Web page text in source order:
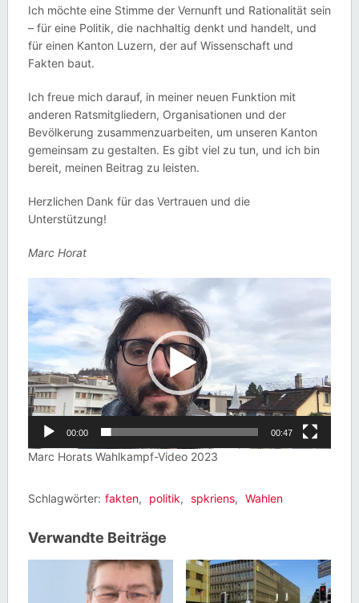
Ich möchte eine Stimme der Vernunft und Rationalität sein
– für eine Politik, die nachhaltig denkt und handelt, und
für einen Kanton Luzern, der auf Wissenschaft und
Fakten baut.
Ich freue mich darauf, in meiner neuen Funktion mit
anderen Ratsmitgliedern, Organisationen und der
Bevölkerung zusammenzuarbeiten, um unseren Kanton
gemeinsam zu gestalten. Es gibt viel zu tun, und ich bin
bereit, meinen Beitrag zu leisten.
Herzlichen Dank für das Vertrauen und die
Unterstützung!
Marc Horat
Player
00:00 00:47
Marc Horats Wahlkampf-Video 2023
Schlagwörter: fakten, politik, spkriens, Wahlen
Verwandte Beiträge